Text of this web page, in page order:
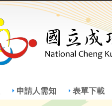
申請人需知 表單下載